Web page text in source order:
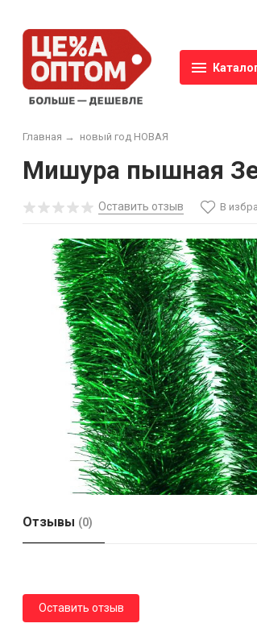
Главная → новый год НОВАЯ
Мишура пышная
Оставить отзыв В
Отзывы (0)
Оставить отзыв